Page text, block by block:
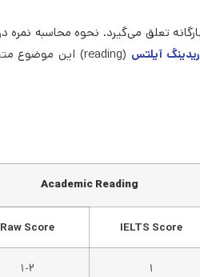
ریدینگ آیلتس (reading) این موضوع متفاوت خواهد بود.در زیر
Academic Reading
IELTS Score
Raw Score
۱ ۱-۲